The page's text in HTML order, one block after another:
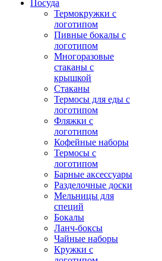
Посуда
Термокружки с
логотипом
Пивные бокалы с
логотипом
Многоразовые
стаканы с
крышкой
Стаканы
Термосы для еды с
логотипом
Фляжки с
логотипом
Кофейные наборы
Термосы с
логотипом
Барные аксессуары
Разделочные доски
Мельницы для
специй
Бокалы
Ланч-боксы
Чайные наборы
Кружки с